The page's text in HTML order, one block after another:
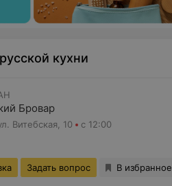
кухни
Бровар
Витебская, 10 с 12:00
Задать вопрос В избранное